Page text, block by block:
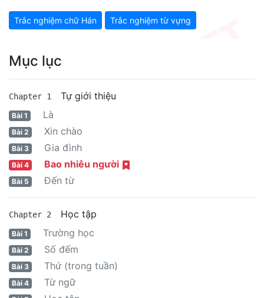
Trắc nghiệm chữ Hán Trắc nghiệm từ vựng
Mục lục
Chapter 1 Tự giới thiệu
Bài 1 Là
Bài 2 Xin chào
Bài 3 Gia đình
Bài 4 Bao nhiêu người
Bài 5 Đến từ
Chapter 2 Học tập
Bài 1 Trường học
Bài 2 Số đếm
Bài 3 Thứ (trong tuần)
Bài 4 Từ ngữ